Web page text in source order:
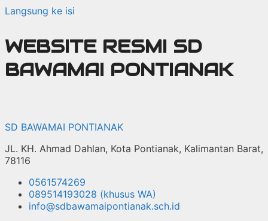
Langsung ke isi
WEBSITE RESMI SD
BAWAMAI PONTIANAK
SD BAWAMAI PONTIANAK
JL. KH. Ahmad Dahlan, Kota Pontianak, Kalimantan Barat,
78116
0561574269
089514193028 (khusus WA)
info@sdbawamaipontianak.sch.id